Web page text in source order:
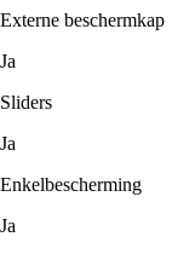
Externe beschermkap
Ja
Sliders
Ja
Enkelbescherming
Ja